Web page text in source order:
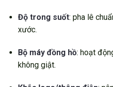
Độ trong suốt: pha lê
xước.
Bộ máy đồng hồ: hoạt
không giật.